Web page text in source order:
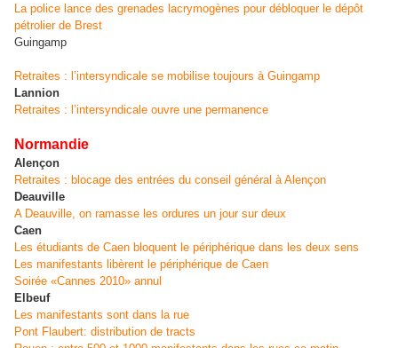
La police lance des grenades lacrymogènes pour débloquer le dépôt
pétrolier de Brest
Guingamp
Retraites : l’intersyndicale se mobilise toujours à Guingamp
Lannion
Retraites : l’intersyndicale ouvre une permanence
Normandie
Alençon
Retraites : blocage des entrées du conseil général à Alençon
Deauville
A Deauville, on ramasse les ordures un jour sur deux
Caen
Les étudiants de Caen bloquent le périphérique dans les deux sens
Les manifestants libèrent le périphérique de Caen
Soirée «Cannes 2010» annul
Elbeuf
Les manifestants sont dans la rue
Pont Flaubert: distribution de tracts